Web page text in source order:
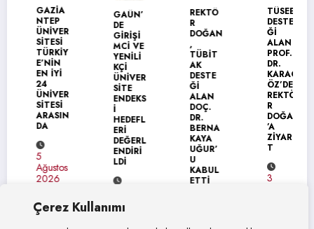
Çerez Kullanımı
MANŞET
GAZİA
NTEP
ÜNİVER
SİTESİ
TÜRKİY
E’NİN
EN İYİ
24
ÜNİVER
SİTESİ
ARASIN
DA
Ağustos
2026
GAÜN’
GİRİŞİ
MCİ VE
YENİLİ
KÇİ
ÜNİVER
SİTE
ENDEKS
HEDEFL
ERİ
DEĞERL
ENDİRİ
LDİ
Ağustos
2026
REKTÖ
DOĞAN
TÜBİT
AK
DESTE
Ğİ
ALAN
DOÇ.
DR.
BERNA
KAYA
UĞUR’
KABUL
ETTİ
TÜSEB
DESTE
ALAN
PROF.
DR.
KARAG
ÖZ’DEN
REKTÖ
DOĞAN
ZİYARE